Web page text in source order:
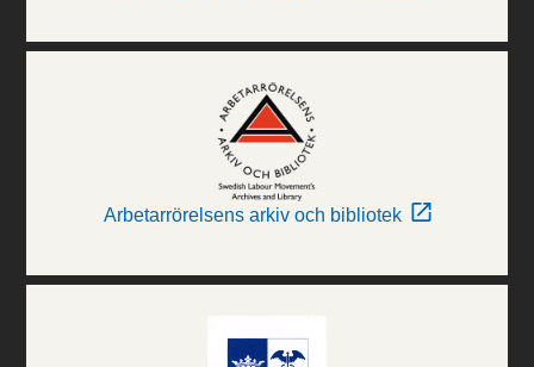
Arbetarrörelsens arkiv och bibliotek